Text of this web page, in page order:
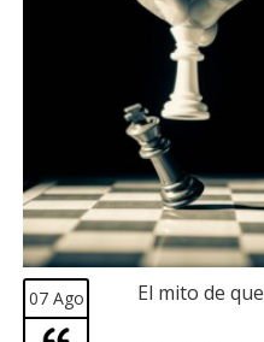
07 Ago El mito de